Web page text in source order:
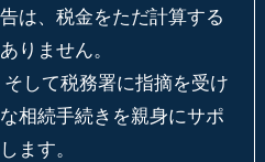
は、税金をただ計算する
りません。
して税務署に指摘を受け
相続手続きを親身にサポ
ます。